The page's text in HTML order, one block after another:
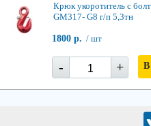
Крюк укоротитель с
GM317- G8 г/п 5,3тн
1800 р. / шт
- + В